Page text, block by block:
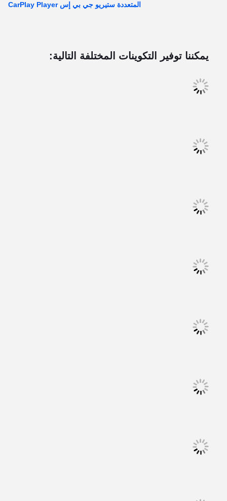
المتعددة ستيريو جي بي إس CarPlay Player
يمكننا توفير التكوينات المختلفة التالية: